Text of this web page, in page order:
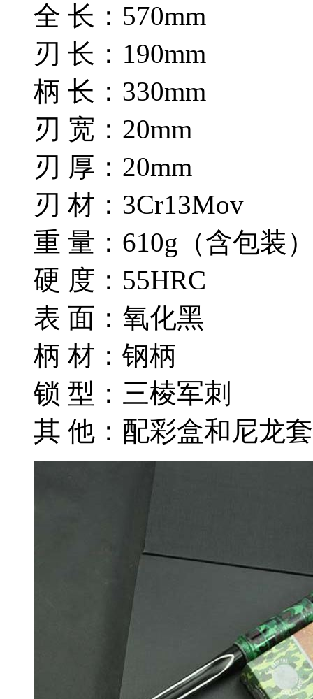
全 长：570mm
刃 长：190mm
柄 长：330mm
刃 宽：20mm
刃 厚：20mm
刃 材：3Cr13Mov
重 量：610g（含包装
硬 度：55HRC
表 面：氧化黑
柄 材：钢柄
锁 型：三棱军刺
其 他：配彩盒和尼龙套